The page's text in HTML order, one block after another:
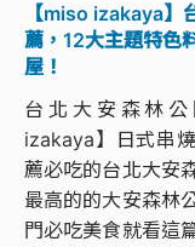
【miso izakaya】
薦，12大主題特色
屋！
台北大安森林
izakaya】日式串
薦必吃的台北大安
最高的的大安森林
門必吃美食就看這